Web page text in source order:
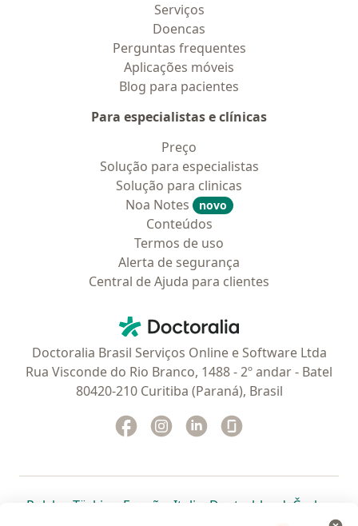
Serviços
Doencas
Perguntas frequentes
Aplicações móveis
Blog para pacientes
Para especialistas e clínicas
Preço
Solução para especialistas
Solução para clinicas
Noa Notes
novo
Conteúdos
Termos de uso
Alerta de segurança
Central de Ajuda para clientes
Doctoralia - Homepage
Doctoralia Brasil Serviços Online e Software Ltda
Rua Visconde do Rio Branco, 1488 - 2º andar - Batel
80420-210 Curitiba (Paraná), Brasil
Facebook
abre num novo separador
Instagram
abre num novo separador
Linkedin
abre num novo
Polska abre num novo separador
Türkiye abre num novo separador
España abre num novo separador
Italia abre num novo
Deutschlandabre num
Česko